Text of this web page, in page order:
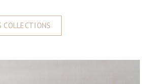
COLLECTIONS